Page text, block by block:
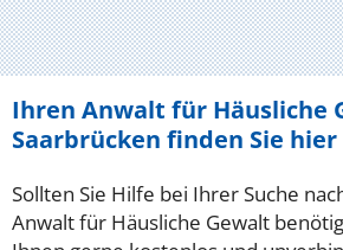
Ihren Anwalt für Häusliche
Saarbrücken finden Sie hier
Sollten Sie Hilfe bei Ihrer Suche
Anwalt für Häusliche Gewalt